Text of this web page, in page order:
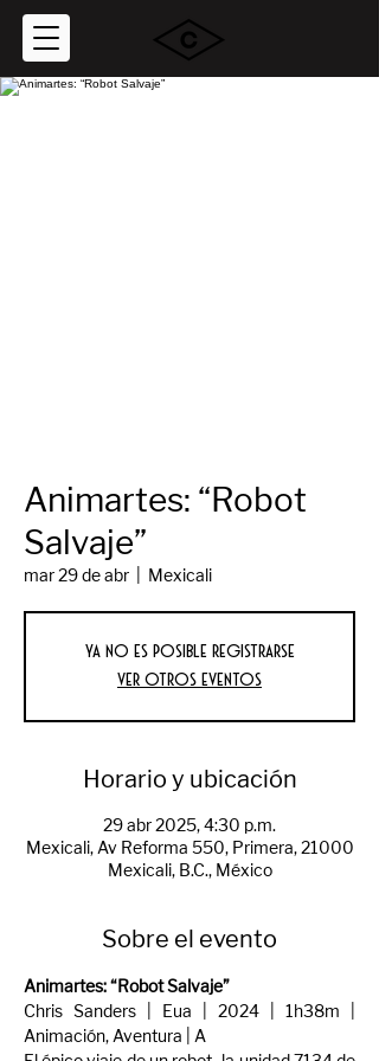
Animartes: “Robot
Salvaje”
mar 29 de abr Mexicali
Ya no es posible registrarse
Ver otros eventos
Horario y ubicación
29 abr 2025, 4:30 p.m.
Mexicali, Av Reforma 550, Primera, 21000
Mexicali, B.C., México
Sobre el evento
Animartes: “Robot Salvaje”
Chris Sanders | Eua | 2024 | 1h38m |
Animación, Aventura | A